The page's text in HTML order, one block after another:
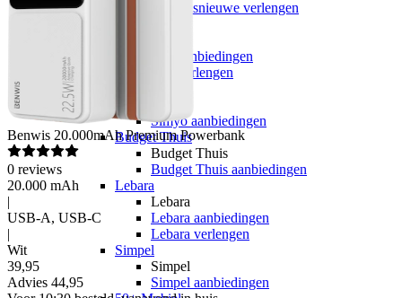
hollandsnieuwe verlengen
Ben aanbiedingen
Ben verlengen
Simyo aanbiedingen
Budget Thuis
Budget Thuis
Budget Thuis aanbiedingen
Lebara
Lebara
Lebara aanbiedingen
Lebara verlengen
Simpel
Simpel
Simpel aanbiedingen
Benwis 20.000mAh Premium Powerbank
0 reviews
20.000 mAh
|
USB-A, USB-C
|
Wit
39,95
Advies 44,95